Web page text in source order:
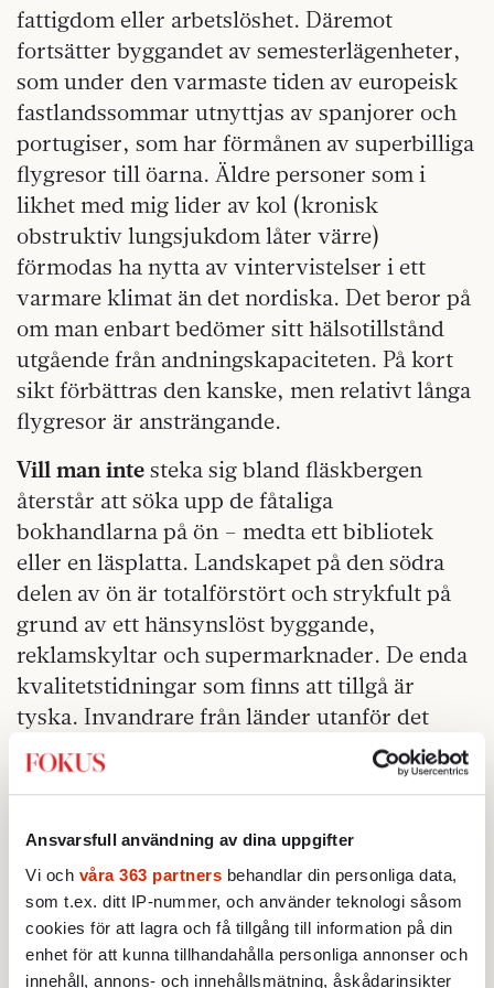
Ansvarsfull användning av dina uppgifter
Vi och våra 363 partners behandlar din personliga data,
som t.ex. ditt IP-nummer, och använder teknologi såsom
cookies för att lagra och få tillgång till information på din
enhet för att kunna tillhandahålla personliga annonser och
innehåll, annons- och innehållsmätning, åskådarinsikter
fattigdom eller arbetslöshet. Däremot
fortsätter byggandet av semesterlägenheter,
som under den varmaste tiden av europeisk
fastlandssommar utnyttjas av spanjorer och
portugiser, som har förmånen av superbilliga
flygresor till öarna. Äldre personer som i
likhet med mig lider av kol (kronisk
obstruktiv lungsjukdom låter värre)
förmodas ha nytta av vintervistelser i ett
varmare klimat än det nordiska. Det beror på
om man enbart bedömer sitt hälsotillstånd
utgående från andningskapaciteten. På kort
sikt förbättras den kanske, men relativt långa
flygresor är ansträngande.
Vill man inte steka sig bland fläskbergen
återstår att söka upp de fåtaliga
bokhandlarna på ön – medta ett bibliotek
eller en läsplatta. Landskapet på den södra
delen av ön är totalförstört och strykfult på
grund av ett hänsynslöst byggande,
reklamskyltar och supermarknader. De enda
kvalitetstidningar som finns att tillgå är
tyska. Invandrare från länder utanför det
spanska språkområdet är det ont om.
Teneriffa är mera spanskt än Sverige är
ekonomi är helt beroende av turismen skulle
en radikal minskning av resandet leda till
ytterligare höjd arbetslöshet och belastning
för den ansträngda spanska ekonomin.
Teneriffa befinner sig i ena ändan av ett EU-